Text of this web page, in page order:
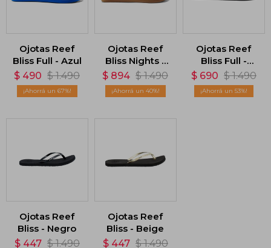
Ojotas Reef
Bliss Full - Azul
$ 490 $ 1.490
67
Ojotas Reef
Bliss Nights -
Marrón
$ 894 $ 1.490
40
Ojotas Reef
Bliss Full -
Verde
$ 690 $ 1.490
53
Ojotas Reef
Bliss - Negro
$ 447 $ 1.490
Ojotas Reef
Bliss - Beige
$ 447 $ 1.490